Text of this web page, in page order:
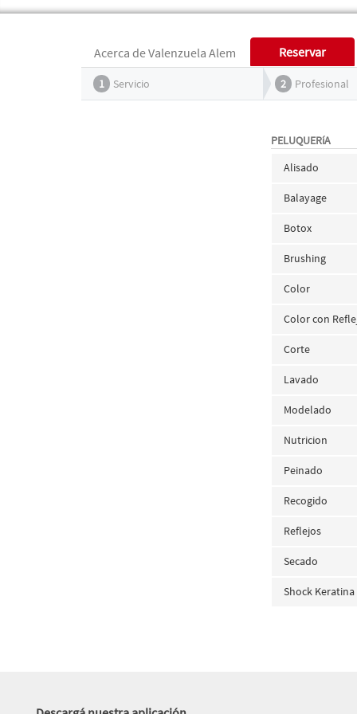
Acerca de Valenzuela Alem Reservar
1 Servicio 2 Profesional
PELUQUERíA
Alisado
Balayage
Botox
Brushing
Color
Color con
Corte
Lavado
Modelado
Nutricion
Peinado
Recogido
Reflejos
Secado
Shock Keratina